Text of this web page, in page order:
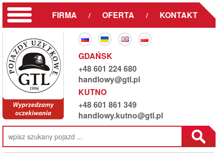
FIRMA / OFERTA / KONTAKT
GDAŃSK
+48 601 224 680
handlowy@gtl.pl
KUTNO
+48 601 861 349
handlowy.kutno@gtl.pl